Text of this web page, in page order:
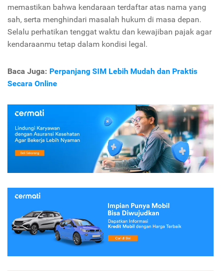
memastikan bahwa kendaraan terdaftar atas nama yang
sah, serta menghindari masalah hukum di masa depan.
Selalu perhatikan tenggat waktu dan kewajiban pajak agar
kendaraanmu tetap dalam kondisi legal.
Baca Juga: Perpanjang SIM Lebih Mudah dan Praktis
Secara Online